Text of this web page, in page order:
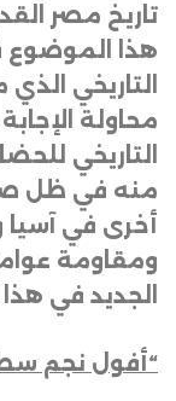
تاريخ مصر
هذا
التاريخي
محاولة
التاريخي
منه في ظل
أخرى في آسيا
ومقاومة
الجديد في
“أفول نجم